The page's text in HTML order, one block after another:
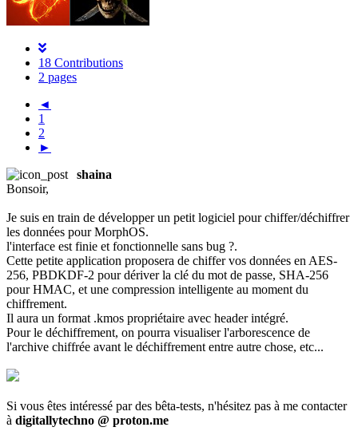
18 Contributions
2 pages
◄
1
2
►
shaina
Bonsoir,
Je suis en train de développer un petit logiciel pour chiffer/déchiffrer
les données pour MorphOS.
l'interface est finie et fonctionnelle sans bug ?.
Cette petite application proposera de chiffer vos données en AES-
256, PBDKDF-2 pour dériver la clé du mot de passe, SHA-256
pour HMAC, et une compression intelligente au moment du
chiffrement.
Il aura un format .kmos propriétaire avec header intégré.
Pour le déchiffrement, on pourra visualiser l'arborescence de
l'archive chiffrée avant le déchiffrement entre autre chose, etc...
Si vous êtes intéressé par des bêta-tests, n'hésitez pas à me contacter
à digitallytechno @ proton.me